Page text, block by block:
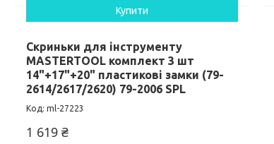
Купити
Скриньки для інструменту
MASTERTOOL комплект 3 шт
14"+17"+20" пластикові замки (79-
2614/2617/2620) 79-2006 SPL
ml-27223
1 619 ₴